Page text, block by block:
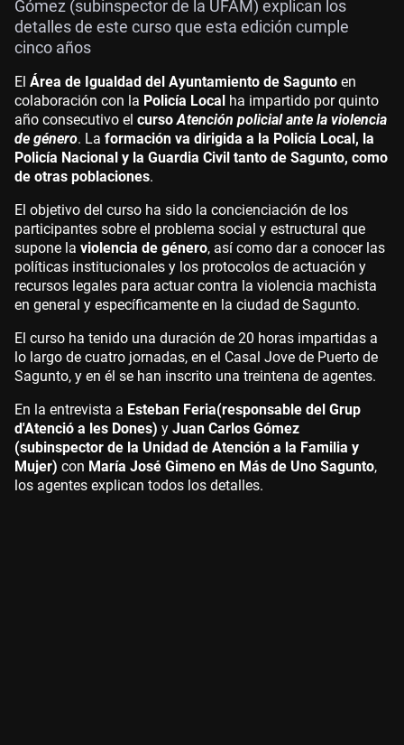
Gómez (subinspector de la UFAM) explican los
detalles de este curso que esta edición cumple
cinco años
El Área de Igualdad del Ayuntamiento de Sagunto en
colaboración con la Policía Local ha impartido por quinto
año consecutivo el cursoAtención policial ante la violencia
de género. La formación va dirigida a la Policía Local, la
Policía Nacional y la Guardia Civil tanto de Sagunto, como
de otras poblaciones.
El objetivo del curso ha sido la concienciación de los
participantes sobre el problema social y estructural que
supone la violencia de género, así como dar a conocer las
políticas institucionales y los protocolos de actuación y
recursos legales para actuar contra la violencia machista
en general y específicamente en la ciudad de Sagunto.
El curso ha tenido una duración de 20 horas impartidas a
lo largo de cuatro jornadas, en el Casal Jove de Puerto de
Sagunto, y en él se han inscrito una treintena de agentes.
En la entrevista a Esteban Feria(responsable del Grup
d'Atenció a les Dones) y Juan Carlos Gómez
(subinspector de la Unidad de Atención a la Familia y
Mujer) con María José Gimeno en Más de Uno Sagunto,
los agentes explican todos los detalles.